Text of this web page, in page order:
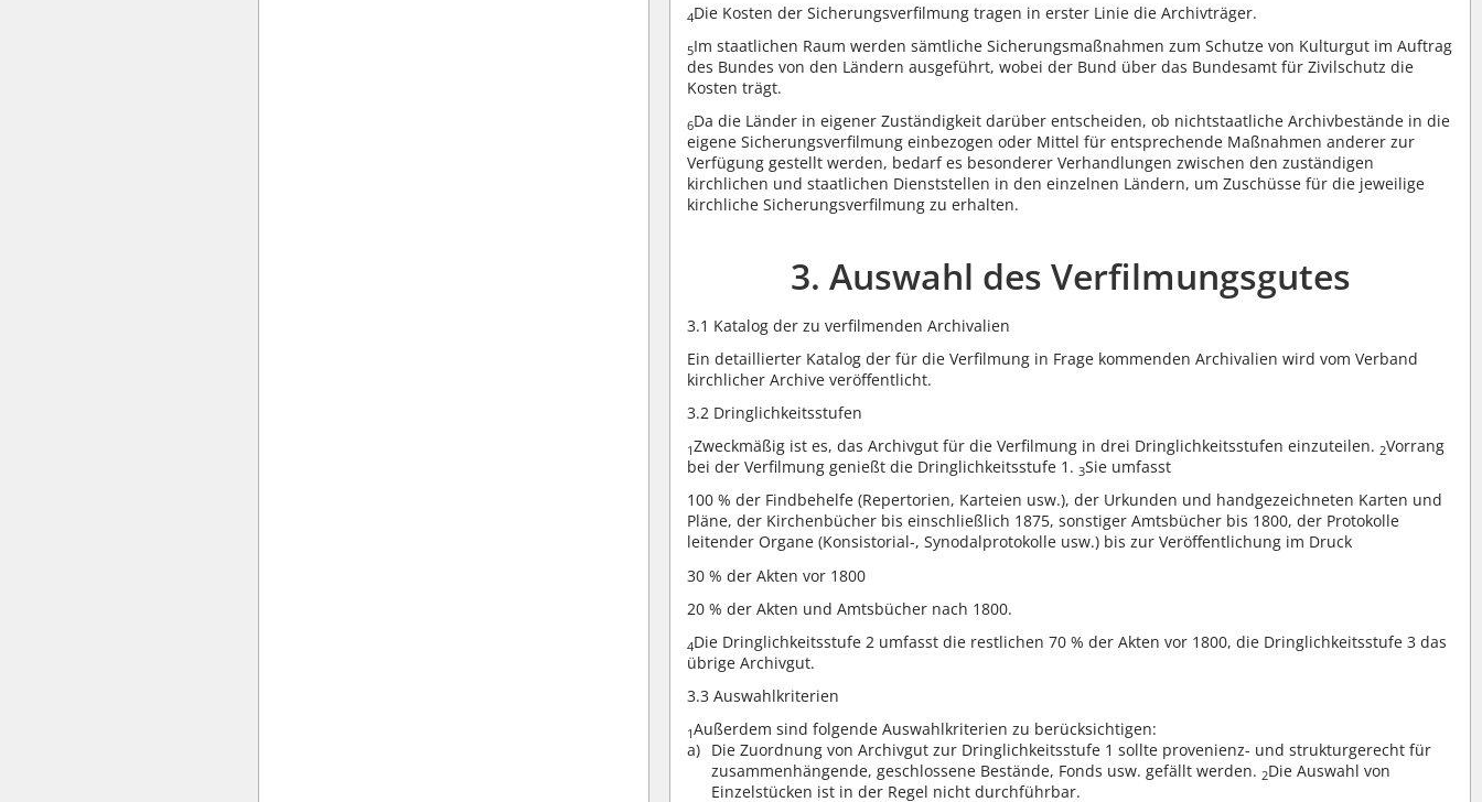
4Die Kosten der Sicherungsverfilmung tragen in erster Linie die Archivträger.
5Im staatlichen Raum werden sämtliche Sicherungsmaßnahmen zum Schutze von Kulturgut im Auftrag
des Bundes von den Ländern ausgeführt, wobei der Bund über das Bundesamt für Zivilschutz die
Kosten trägt.
6Da die Länder in eigener Zuständigkeit darüber entscheiden, ob nichtstaatliche Archivbestände in die
eigene Sicherungsverfilmung einbezogen oder Mittel für entsprechende Maßnahmen anderer zur
Verfügung gestellt werden, bedarf es besonderer Verhandlungen zwischen den zuständigen
kirchlichen und staatlichen Dienststellen in den einzelnen Ländern, um Zuschüsse für die jeweilige
kirchliche Sicherungsverfilmung zu erhalten.
3. Auswahl des Verfilmungsgutes
3.1 Katalog der zu verfilmenden Archivalien
Ein detaillierter Katalog der für die Verfilmung in Frage kommenden Archivalien wird vom Verband
kirchlicher Archive veröffentlicht.
3.2 Dringlichkeitsstufen
1Zweckmäßig ist es, das Archivgut für die Verfilmung in drei Dringlichkeitsstufen einzuteilen. 2Vorrang
bei der Verfilmung genießt die Dringlichkeitsstufe 1.3Sie umfasst
100 % der Findbehelfe (Repertorien, Karteien usw.), der Urkunden und handgezeichneten Karten und
Pläne, der Kirchenbücher bis einschließlich 1875, sonstiger Amtsbücher bis 1800, der Protokolle
leitender Organe (Konsistorial-, Synodalprotokolle usw.) bis zur Veröffentlichung im Druck
30 % der Akten vor 1800
20 % der Akten und Amtsbücher nach 1800.
4Die Dringlichkeitsstufe 2 umfasst die restlichen 70 % der Akten vor 1800, die Dringlichkeitsstufe 3 das
übrige Archivgut.
3.3 Auswahlkriterien
1Außerdem sind folgende Auswahlkriterien zu berücksichtigen:
Die Zuordnung von Archivgut zur Dringlichkeitsstufe 1 sollte provenienz- und strukturgerecht für
zusammenhängende, geschlossene Bestände, Fonds usw. gefällt werden. 2Die Auswahl von
Einzelstücken ist in der Regel nicht durchführbar.